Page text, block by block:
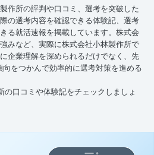
作所の評判や口コミ、選考を突破した
の選考内容を確認できる体験記、選考
る就活速報を掲載しています。株式会
みなど、実際に株式会社小林製作所で
企業理解を深められるだけでなく、先
をつかんで効率的に選考対策を進める
の口コミや体験記をチェックしましょ